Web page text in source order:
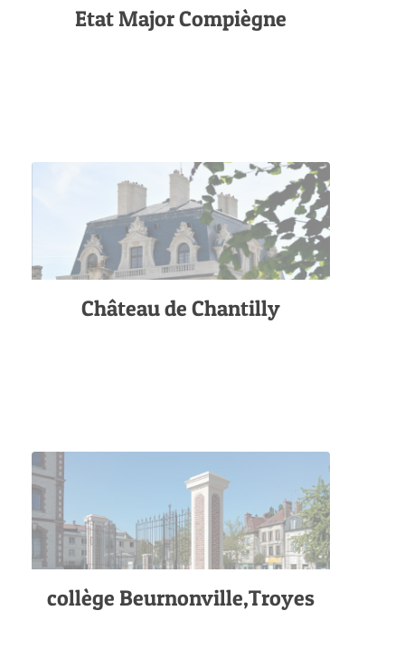
Etat Major Compiègne
Château de Chantilly
collège Beurnonville,Troyes